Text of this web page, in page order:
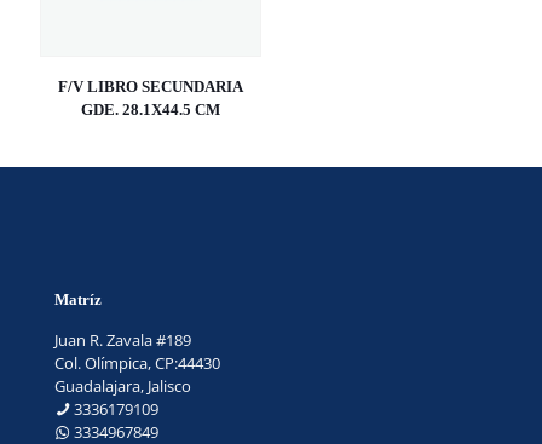
F/V LIBRO SECUNDARIA
GDE. 28.1X44.5 CM
Matríz
Juan R. Zavala #189
Col. Olímpica, CP:44430
Guadalajara, Jalisco
3336179109
3334967849